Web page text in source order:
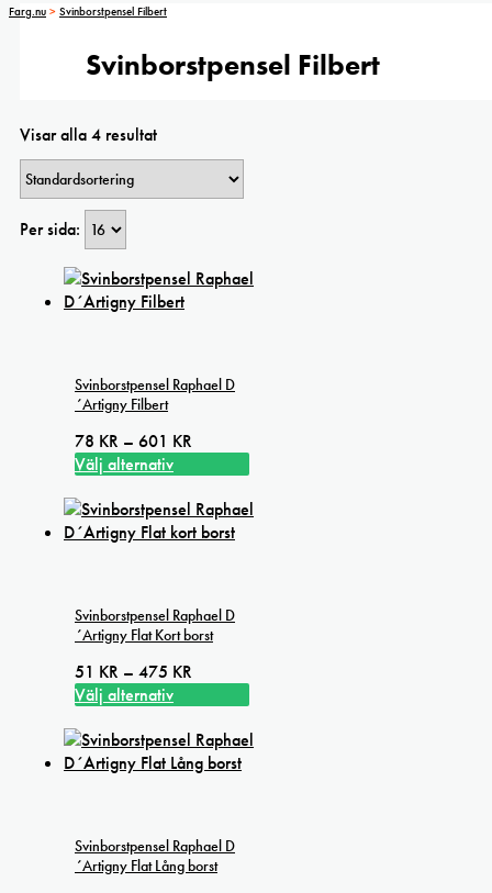
Farg.nu > Svinborstpensel Filbert
Svinborstpensel Filbert
Visar alla 4 resultat
Per sida:
Svinborstpensel Raphael D
´Artigny Filbert
78 KR – 601 KR
601 kr
Välj alternativ
här
produkten
De
olika
alternativen
kan
på
produktsidan
Svinborstpensel Raphael D
´Artigny Flat Kort borst
51 KR – 475 KR
475 kr
Välj alternativ
här
produkten
De
olika
Svinborstpensel Raphael D
´Artigny Flat Lång borst